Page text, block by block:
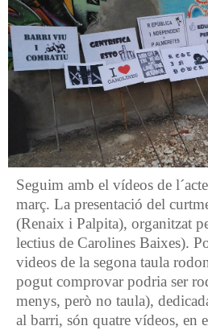
Seguim amb el vídeos de
març. La presentació del
(Renaix i Palpita), organitzat
lectius de Carolines Baixes).
videos de la segona taula
pogut comprovar podria ser
menys, però no taula),
al barri, són quatre vídeos, en